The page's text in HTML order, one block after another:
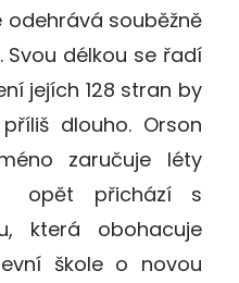
odehrává souběžně
Svou délkou se řadí
jejích 128 stran by
dlouho. Orson
zaručuje léty
opět přichází s
která obohacuje
škole o novou